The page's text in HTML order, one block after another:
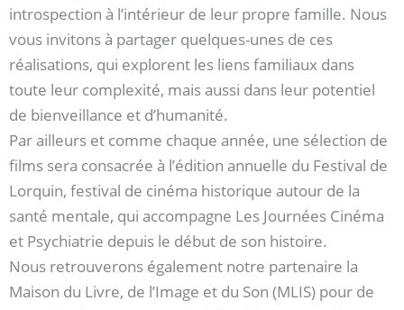
introspection à l’intérieur de leur propre famille. Nous
vous invitons à partager quelques-unes de ces
réalisations, qui explorent les liens familiaux dans
toute leur complexité, mais aussi dans leur potentiel
de bienveillance et d’humanité.
Par ailleurs et comme chaque année, une sélection de
films sera consacrée à l’édition annuelle du Festival de
Lorquin, festival de cinéma historique autour de la
santé mentale, qui accompagne Les Journées Cinéma
et Psychiatrie depuis le début de son histoire.
Nous retrouverons également notre partenaire la
Maison du Livre, de l’Image et du Son (MLIS) pour de